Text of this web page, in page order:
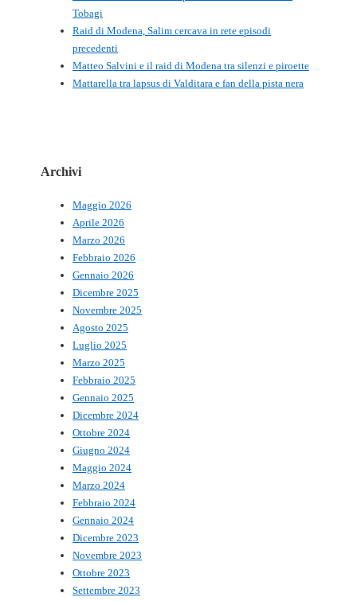
Tobagi
Raid di Modena, Salim cercava in rete episodi
precedenti
Matteo Salvini e il raid di Modena tra silenzi e piroette
Mattarella tra lapsus di Valditara e fan della pista nera
Archivi
Maggio 2026
Aprile 2026
Marzo 2026
Febbraio 2026
Gennaio 2026
Dicembre 2025
Novembre 2025
Agosto 2025
Luglio 2025
Marzo 2025
Febbraio 2025
Gennaio 2025
Dicembre 2024
Ottobre 2024
Giugno 2024
Maggio 2024
Marzo 2024
Febbraio 2024
Gennaio 2024
Dicembre 2023
Novembre 2023
Ottobre 2023
Settembre 2023